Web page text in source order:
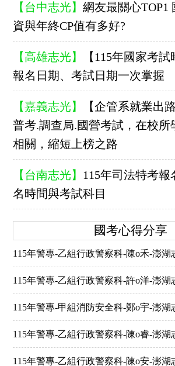
【台中志光】 網友最關心TOP1
資與年終CP值有多好?
【高雄志光】
【115年國家考試
報名日期、考試日期一次掌握
【嘉義志光】
【企管系就業出
普考.調查局.國營考試，在校所
相關，縮短上榜之路
【台南志光】 115年司法特考
名時間與考試科目
國考心得分享
115年警專-乙組行政警察科-陳o禾-澎湖
115年警專-乙組行政警察科-許o洋-澎湖
115年警專-甲組消防安全科-鄭o宇-澎湖
115年警專-乙組行政警察科-陳o睿-澎湖
115年警專-乙組行政警察科-陳o安-澎湖